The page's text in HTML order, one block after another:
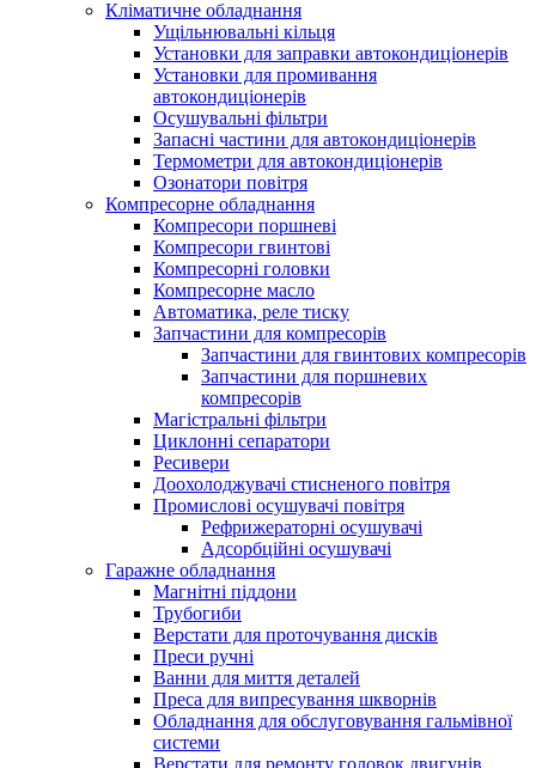
Кліматичне обладнання
Ущільнювальні кільця
Установки для заправки автокондиціонерів
Установки для промивання
автокондиціонерів
Осушувальні фільтри
Запасні частини для автокондиціонерів
Термометри для автокондиціонерів
Озонатори повітря
Компресорне обладнання
Компресори поршневі
Компресори гвинтові
Компресорні головки
Компресорне масло
Автоматика, реле тиску
Запчастини для компресорів
Запчастини для гвинтових компресорів
Запчастини для поршневих
компресорів
Магістральні фільтри
Циклонні сепаратори
Ресивери
Доохолоджувачі стисненого повітря
Промислові осушувачі повітря
Рефрижераторні осушувачі
Адсорбційні осушувачі
Гаражне обладнання
Магнітні піддони
Трубогиби
Верстати для проточування дисків
Преси ручні
Ванни для миття деталей
Преса для випресування шкворнів
Обладнання для обслуговування гальмівної
системи
Верстати для ремонту головок двигунів